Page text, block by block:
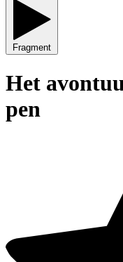
Fragment
Het
pen